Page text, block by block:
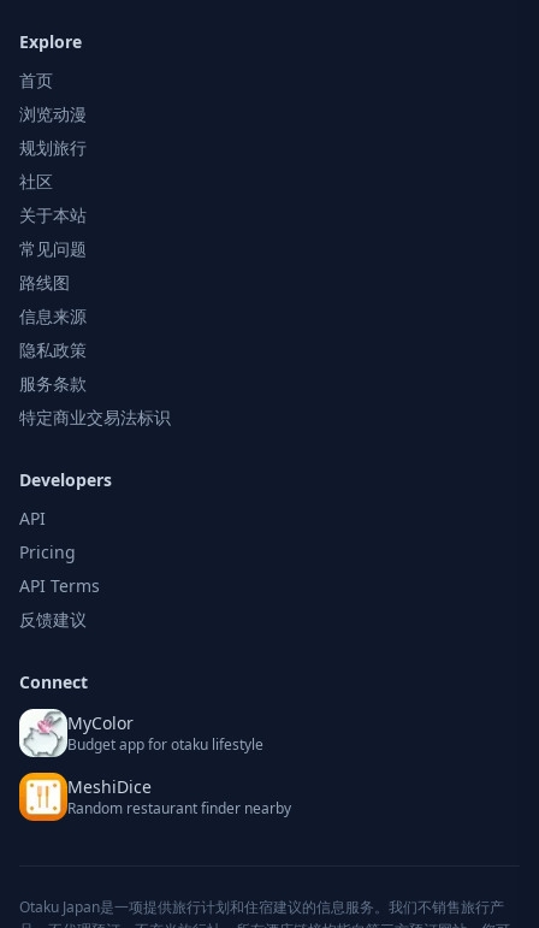
Explore
首页
浏览动漫
规划旅行
社区
关于本站
常见问题
路线图
信息来源
隐私政策
服务条款
特定商业交易法标识
Developers
API
Pricing
API Terms
反馈建议
Connect
MyColor
Budget app for otaku lifestyle
MeshiDice
Random restaurant finder nearby
Otaku Japan是一项提供旅行计划和住宿建议的信息服务。我们不销售旅行产